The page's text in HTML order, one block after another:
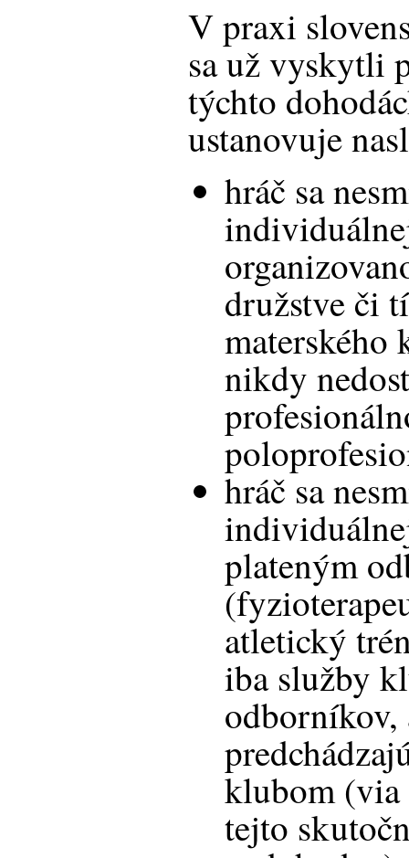
V praxi
sa už vyskytli
týchto
ustanovuje
hráč sa
družstve či
nikdy
hráč sa
plateným
atletický
iba služby
odborníkov,
klubom (via
tejto